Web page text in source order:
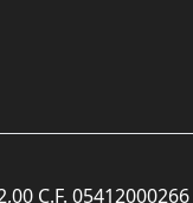
C.F. 05412000266